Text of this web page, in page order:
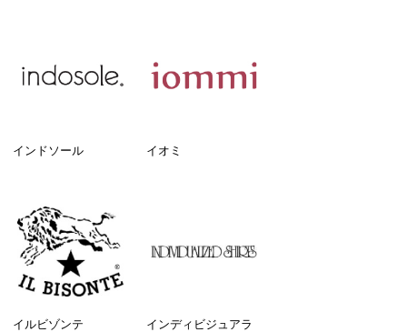
インドソール イオミ
イルビゾンテ
インディビジュアラ